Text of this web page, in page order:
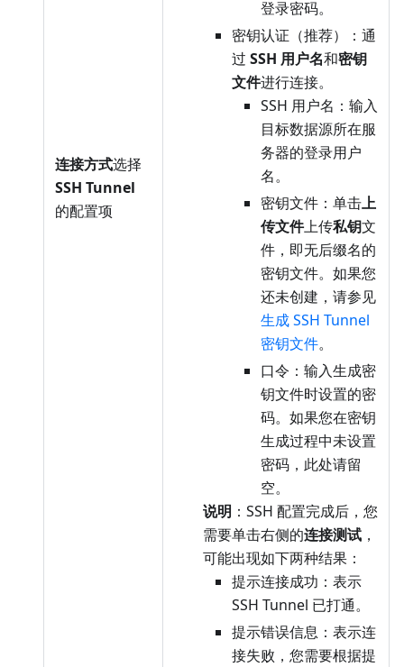
连接方式选择
SSH Tunnel
的配置项
登录密码。
密钥认证（推荐）：通
过 SSH 用户名和密钥
文件进行连接。
SSH 用户名：输入
目标数据源所在服
务器的登录用户
名。
密钥文件：单击上
传文件上传私钥文
件，即无后缀名的
密钥文件。如果您
还未创建，请参见
生成 SSH Tunnel
密钥文件。
口令：输入生成密
钥文件时设置的密
码。如果您在密钥
生成过程中未设置
密码，此处请留
空。
说明 ：SSH 配置完成后，您
需要单击右侧的连接测试 ，
可能出现如下两种结果：
提示连接成功：表示
SSH Tunnel 已打通。
提示错误信息：表示连
接失败，您需要根据提